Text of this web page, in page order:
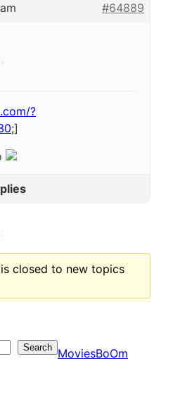
#64889
?
]
is closed to new topics
Search MoviesBoOm